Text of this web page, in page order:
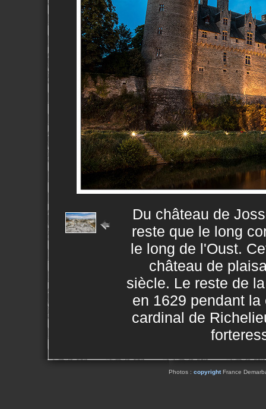
Du château de
reste que le long
le long de l'Oust.
château de
siècle. Le reste de
en 1629 pendant
cardinal de
Photos : copyrightFrance